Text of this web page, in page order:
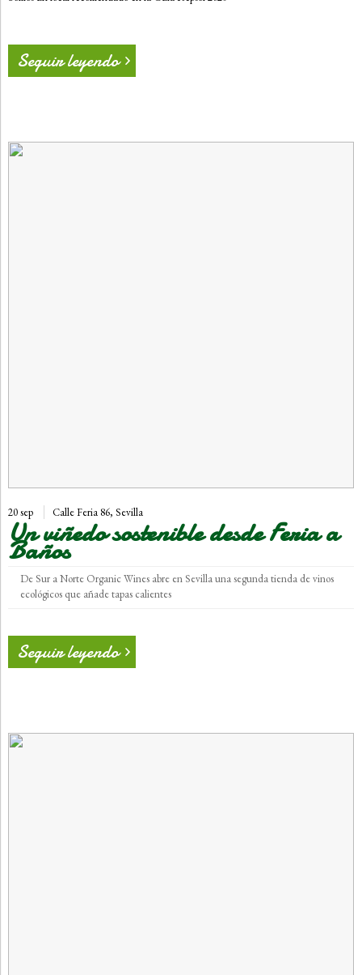
Seguir leyendo
20 sep Calle Feria 86, Sevilla
Un viñedo sostenible desde Feria a
Baños
De Sur a Norte Organic Wines abre en Sevilla una segunda tienda de vinos
ecológicos que añade tapas calientes
Seguir leyendo